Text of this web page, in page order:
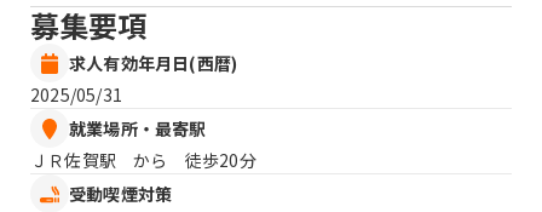
募集要項
求人有効年月日(西暦)
2025/05/31
就業場所・最寄駅
ＪＲ佐賀駅 から 徒歩20分
受動喫煙対策